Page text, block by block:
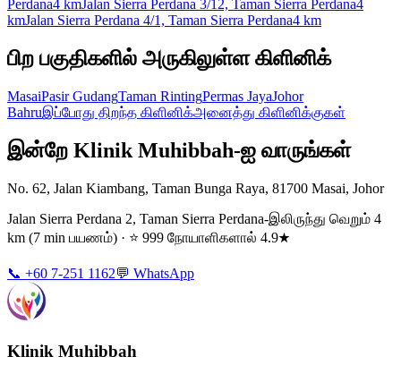
Perdana4 kmJalan Sierra Perdana 3/12, Taman Sierra Perdana4
kmJalan Sierra Perdana 4/1, Taman Sierra Perdana4 km
பிற பகுதிகளில் அருகிலுள்ள கிளினிக்
MasaiPasir GudangTaman RintingPermas JayaJohor
Bahruஇப்போது திறந்த கிளினிக்அனைத்து கிளினிக்குகள்
இன்றே Klinik Muhibbah-ஐ வாருங்கள்
No. 62, Jalan Kiambang, Taman Bunga Raya, 81700 Masai, Johor
Jalan Sierra Perdana 2, Taman Sierra Perdana-இலிருந்து வெறும் 4
km (7 min பயணம்) · ⭐ 999 நோயாளிகளால் 4.9★
📞 +60 7-251 1162💬 WhatsApp
Klinik Muhibbah